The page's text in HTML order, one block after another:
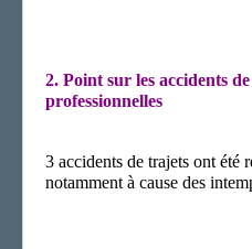
2. Point sur les accidents
professionnelles
3 accidents de trajets ont été
notamment à cause des